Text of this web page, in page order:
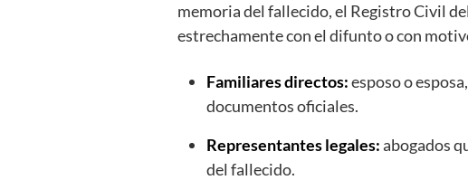
memoria del fallecido, el Registro Civil
estrechamente con el difunto o con
Familiares directos:esposo o
documentos oficiales.
Representantes legales:abogados
del fallecido.